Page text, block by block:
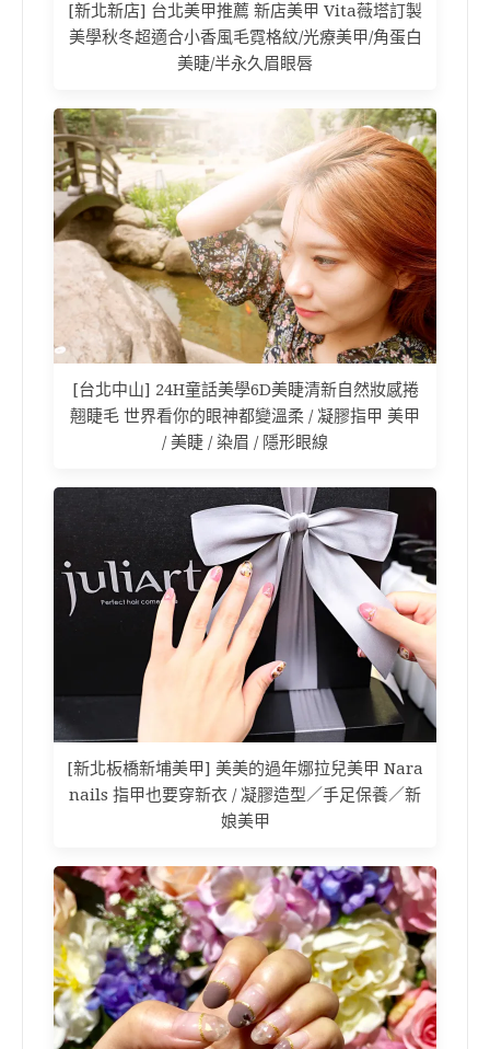
[新北新店] 台北美甲推薦 新店美甲 Vita薇塔訂製
美學秋冬超適合小香風毛霓格紋/光療美甲/角蛋白
美睫/半永久眉眼唇
[台北中山] 24H童話美學6D美睫清新自然妝感捲
翹睫毛 世界看你的眼神都變溫柔 / 凝膠指甲 美甲
/ 美睫 / 染眉 / 隱形眼線
[新北板橋新埔美甲] 美美的過年娜拉兒美甲 Nara
nails 指甲也要穿新衣 / 凝膠造型／手足保養／新
娘美甲